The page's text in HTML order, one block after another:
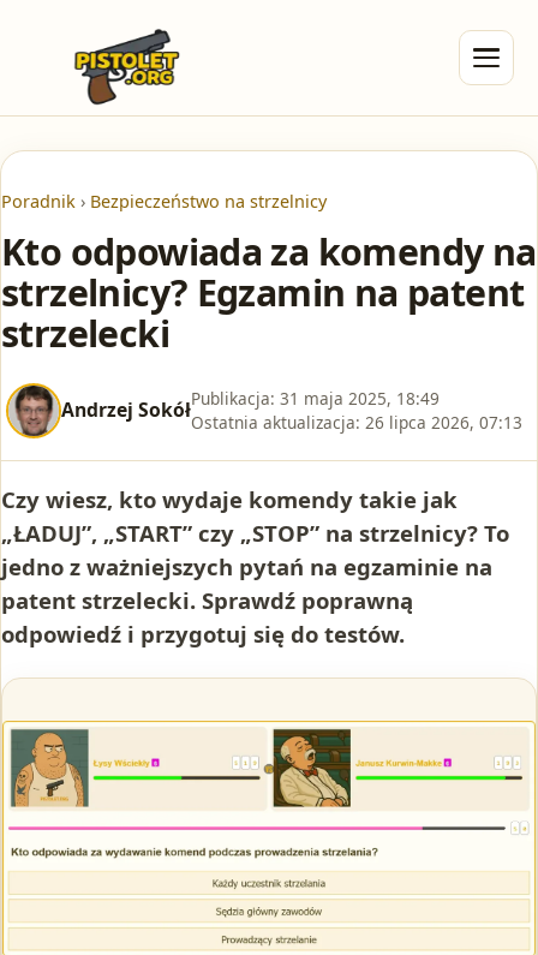
Poradnik › Bezpieczeństwo na strzelnicy
Kto odpowiada za komendy na
strzelnicy? Egzamin na patent
strzelecki
Andrzej SokółPublikacja: 31 maja 2025, 18:49
Ostatnia aktualizacja: 26 lipca 2026, 07:13
Czy wiesz, kto wydaje komendy takie jak
„ŁADUJ”, „START” czy „STOP” na strzelnicy? To
jedno z ważniejszych pytań na egzaminie na
patent strzelecki. Sprawdź poprawną
odpowiedź i przygotuj się do testów.